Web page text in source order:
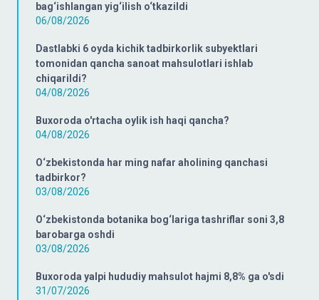
bag‘ishlangan yig‘ilish o‘tkazildi
06/08/2026
Dastlabki 6 oyda kichik tadbirkorlik subyektlari
tomonidan qancha sanoat mahsulotlari ishlab
chiqarildi?
04/08/2026
Buxoroda o'rtacha oylik ish haqi qancha?
04/08/2026
O‘zbekistonda har ming nafar aholining qanchasi
tadbirkor?
03/08/2026
O‘zbekistonda botanika bog‘lariga tashriflar soni 3,8
barobarga oshdi
03/08/2026
Buxoroda yalpi hududiy mahsulot hajmi 8,8% ga o'sdi
31/07/2026